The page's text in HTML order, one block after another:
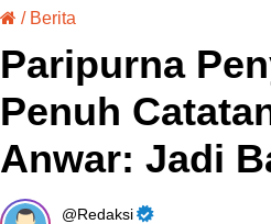
/ Berita
Paripurna
Penuh
Anwar: Jadi
Redaksi